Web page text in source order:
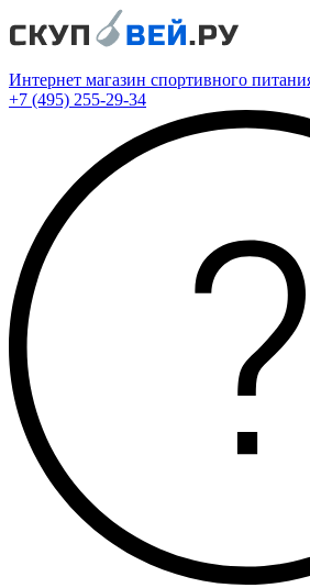
Интернет магазин спортивного
+7 (495) 255-29-34